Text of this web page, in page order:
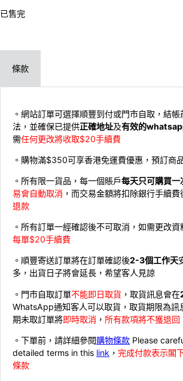
已售完
條款
。網站訂單可選擇順豐到付或門市自取，結
法，並確保已提供正確地址及有效的
需任何更改將收取$20手續費
。購物滿$350可享香港免運費優惠，預訂商
。所有限一貨品，每一個賬戶每天只可購買一
易會自動取消 ，而交易金額將扣除銀行手續費
退款
。所有訂單一經確認後不可取消，如需更改
每單$20手續費
。順豐寄送訂單將在訂單確認後2-3個工作天
多，出貨日子將會延長，希望客人見諒
。門市自取訂單不能即日取貨 ，取貨訊息會在
WhatsApp通知客人可以取貨，取貨期限為訊
期未取訂單將即時取消 ， 所有款項將不獲退回
。下單前，請詳細參閱購物條款 Please
detailed terms in this link ， 完成付款表示閣
條款